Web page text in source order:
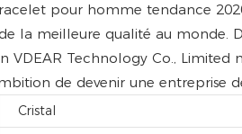
pour homme tendance
la meilleure qualité au
VDEAR Technology Co.,
de devenir une entreprise
Cristal